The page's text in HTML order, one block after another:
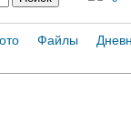
Файлы